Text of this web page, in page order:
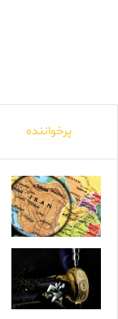
پرخواننده